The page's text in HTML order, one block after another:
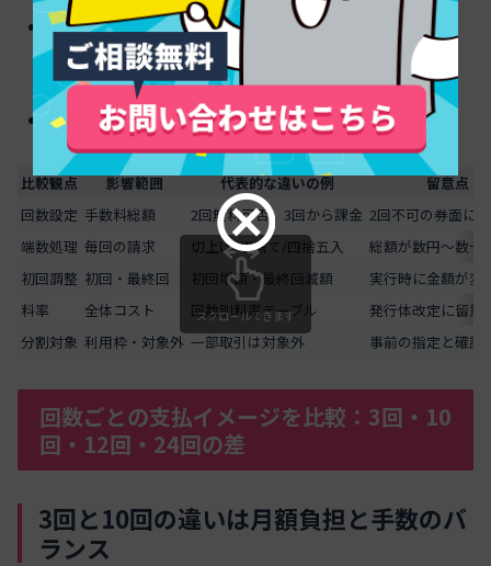
初回増額・最終回減額など調整の有無で総額が変わ
ります
カード別の料率・回数・端数処理を必ず確認します
比較観点 影響範囲 代表的な違いの例
留意点
回数設定 手数料総額 2回無料可否、3回から課金 2回不可の券面に
端数処理 毎回の請求 切上げ/切捨て/四捨五入
総額が数円〜数十
初回調整 初回・最終回 初回増額・最終回減額
実行時に金額が変
料率
全体コスト 回数別料率テーブル
発行体改定に留意
分割対象 利用枠・対象外 一部取引は対象外 事前の指定と確認
スクロールできます
回数ごとの支払イメージを比較：3回・10
回・12回・24回の差
3回と10回の違いは月額負担と手数のバ
ランス